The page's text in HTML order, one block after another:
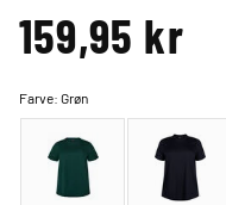
159,95 kr
Farve:Grøn